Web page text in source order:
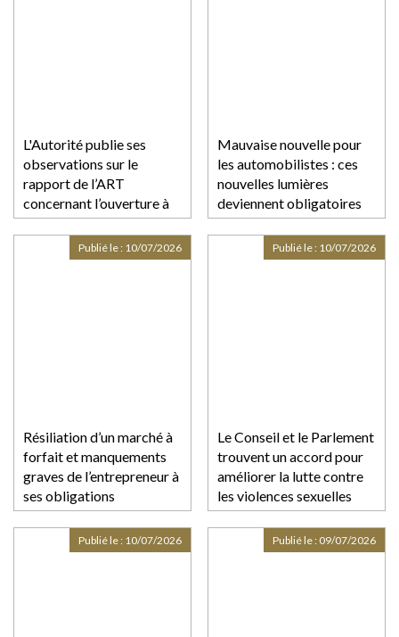
L'Autorité publie ses
observations sur le
rapport de l’ART
concernant l’ouverture à
la concurrence du
transport ferroviaire
Mauvaise nouvelle pour
les automobilistes : ces
nouvelles lumières
deviennent obligatoires
en juillet et votre voiture
n’est peut-être pas
équipée
Résiliation d’un marché à
forfait et manquements
graves de l’entrepreneur à
ses obligations
contractuelles
Publié le : 10/07/2026
Le Conseil et le Parlement
trouvent un accord pour
améliorer la lutte contre
les violences sexuelles
faites aux enfants
Publié le : 10/07/2026
Publié le : 10/07/2026 Publié le : 09/07/2026